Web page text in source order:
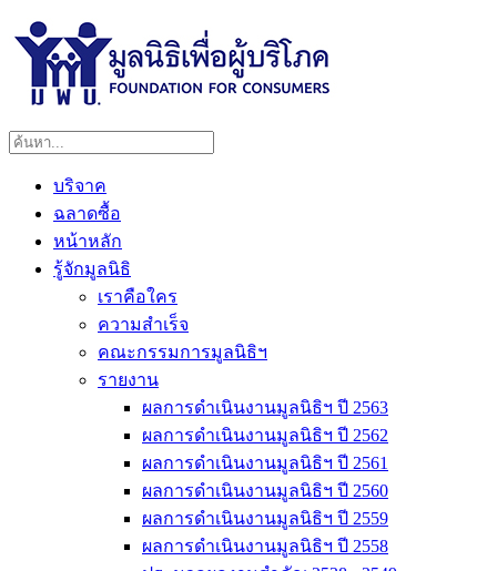
บริจาค
ฉลาดซื้อ
หน้าหลัก
รู้จักมูลนิธิ
เราคือใคร
ความสำเร็จ
คณะกรรมการมูลนิธิฯ
รายงาน
ผลการดำเนินงานมูลนิธิฯ ปี 2563
ผลการดำเนินงานมูลนิธิฯ ปี 2562
ผลการดำเนินงานมูลนิธิฯ ปี 2561
ผลการดำเนินงานมูลนิธิฯ ปี 2560
ผลการดำเนินงานมูลนิธิฯ ปี 2559
ผลการดำเนินงานมูลนิธิฯ ปี 2558